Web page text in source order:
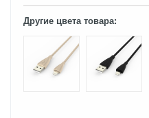
Другие цвета товара: